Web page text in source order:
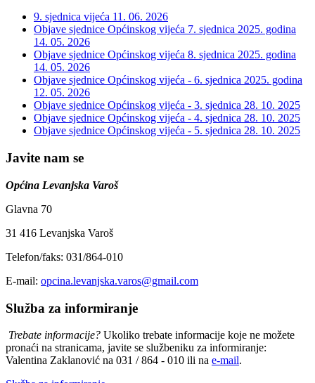
9. sjednica vijeća 11. 06. 2026
Objave sjednice Općinskog vijeća 7. sjednica 2025. godina
14. 05. 2026
Objave sjednice Općinskog vijeća 8. sjednica 2025. godina
14. 05. 2026
Objave sjednice Općinskog vijeća - 6. sjednica 2025. godina
12. 05. 2026
Objave sjednice Općinskog vijeća - 3. sjednica 28. 10. 2025
Objave sjednice Općinskog vijeća - 4. sjednica 28. 10. 2025
Objave sjednice Općinskog vijeća - 5. sjednica 28. 10. 2025
Javite nam se
Općina Levanjska Varoš
Glavna 70
31 416 Levanjska Varoš
Telefon/faks: 031/864-010
E-mail: opcina.levanjska.varos@gmail.com
Služba za informiranje
Trebate informacije? Ukoliko trebate informacije koje ne možete
pronaći na stranicama, javite se službeniku za informiranje:
Valentina Zaklanović na 031 / 864 - 010 ili na e-mail.